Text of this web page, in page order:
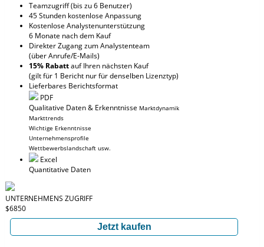
Teamzugriff (bis zu 6 Benutzer)
45 Stunden kostenlose Anpassung
Kostenlose Analystenunterstützung
6 Monate nach dem Kauf
Direkter Zugang zum Analystenteam
(über Anrufe/E-Mails)
15% Rabattauf Ihren nächsten Kauf
(gilt für 1 Bericht nur für denselben Lizenztyp)
Lieferbares Berichtsformat
PDF
Qualitative Daten & Erkenntnisse Marktdynamik
Markttrends
Wichtige Erkenntnisse
Unternehmensprofile
Wettbewerbslandschaft usw.
Excel
Quantitative Daten
UNTERNEHMENS ZUGRIFF
$6850
Jetzt kaufen